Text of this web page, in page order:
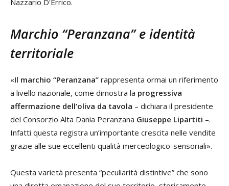
Marchio “Peranzana” e identità
territoriale
«Il marchio “Peranzana” rappresenta ormai un riferimento
a livello nazionale, come dimostra la progressiva
affermazione dell’oliva da tavola – dichiara il presidente
del Consorzio Alta Dania Peranzana Giuseppe Lipartiti –.
Infatti questa registra un’importante crescita nelle vendite
grazie alle sue eccellenti qualità merceologico-sensoriali».
Questa varietà presenta “peculiarità distintive” che sono